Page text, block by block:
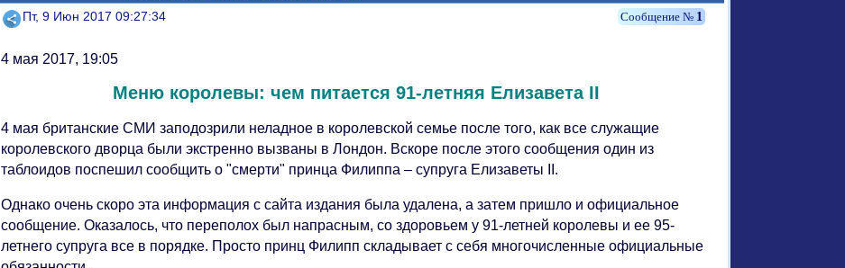
Поделиться 1
Пт, 9 Июн 2017 09:27:34
4 мая 2017, 19:05
Меню королевы: чем питается 91-летняя Елизавета II
4 мая британские СМИ заподозрили неладное в королевской семье после того, как все служащие
королевского дворца были экстренно вызваны в Лондон. Вскоре после этого сообщения один из
таблоидов поспешил сообщить о "смерти" принца Филиппа – супруга Елизаветы II.
Однако очень скоро эта информация с сайта издания была удалена, а затем пришло и официальное
сообщение. Оказалось, что переполох был напрасным, со здоровьем у 91-летней королевы и ее 95-
летнего супруга все в порядке. Просто принц Филипп складывает с себя многочисленные официальные